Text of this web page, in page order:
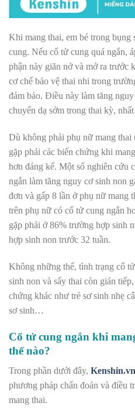
Khi mang thai, em bé trong bụng
cung. Nếu cổ tử cung quá ngắn,
phận này giãn nở và mở ra trước
cơ chế bảo vệ thai nhi trong
đảm bảo. Điều này làm tăng
chuyển dạ sớm trong thai kỳ,
Dù không phải phụ nữ mang thai
gặp phải các biến chứng khi
hơn đáng kể. Một số nghiên cứu
ngắn làm tăng nguy cơ sinh non
đơn và gấp 8 lần ở phụ nữ mang
trên phụ nữ có cổ tử cung ngắn
gặp phải ở 86% trường hợp sinh
hợp sinh non trước 32 tuần.
Không những thế, tình trạng cổ
sinh non và sẩy thai còn gián tiếp,
chứng khác như trẻ sơ sinh nhẹ
sơ sinh…
Cổ tử cung ngắn khi
thế nào?
Trong phần dưới đây, Kenshin.vn
phương pháp chẩn đoán và điều
mang thai.